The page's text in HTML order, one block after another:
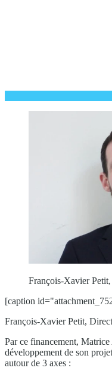
François-Xavier
[caption
François-Xavier Petit,
Par ce financement,
développement de son
autour de 3 axes :